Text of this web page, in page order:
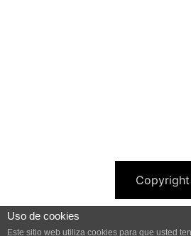
Uso de cookies
Este sitio web utiliza cookies para que usted